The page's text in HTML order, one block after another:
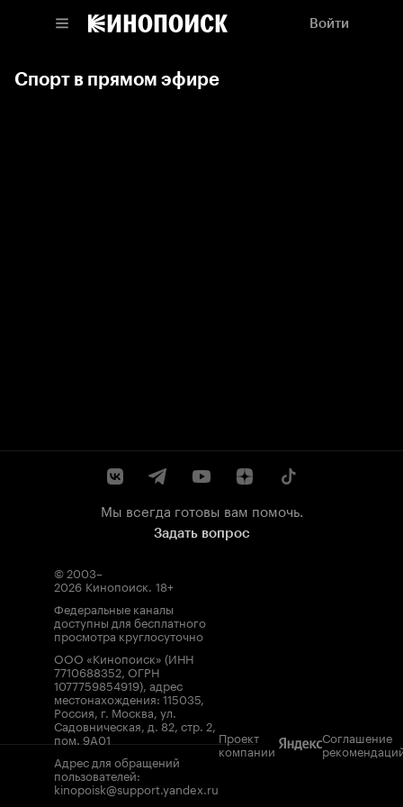
Войти
Спорт в прямом эфире
Мы всегда готовы вам помочь.
Задать вопрос
© 2003–
2026 Кинопоиск. 18+
Федеральные каналы
доступны для бесплатного
просмотра круглосуточно
ООО «Кинопоиск» (ИНН
7710688352, ОГРН
1077759854919), адрес
местонахождения: 115035,
Россия, г. Москва, ул.
Садовническая, д. 82, стр. 2,
пом. 9А01
Адрес для обращений
пользователей:
kinopoisk@support.yandex.ru
Проект
компании
Соглашение